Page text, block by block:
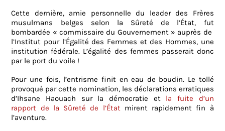
Cette dernière, amie personnelle du leader des Frères
musulmans belges selon la Sûreté de l’État, fut
bombardée « commissaire du Gouvernement » auprès de
l’Institut pour l’Égalité des Femmes et des Hommes, une
institution fédérale. L’égalité des femmes passerait donc
par le port du voile !
Pour une fois, l’entrisme finit en eau de boudin. Le tollé
provoqué par cette nomination, les déclarations erratiques
d’Ihsane Haouach sur la démocratie et la fuite d’un
rapport de la Sûreté de l’Étatmirent rapidement fin à
l’aventure.